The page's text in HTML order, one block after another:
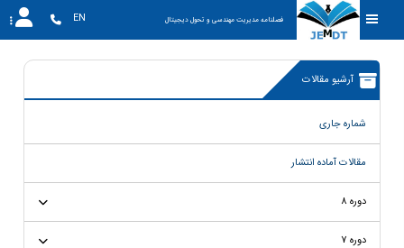
فصلنامه مدیریت مهندسی و تحول دیجیتال EN
آرشیو مقالات
شماره جاری
مقالات آماده انتشار
دوره 8
دوره 7